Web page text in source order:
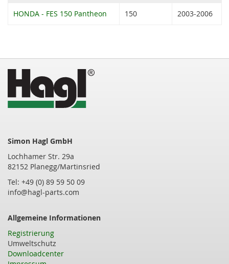
HONDA - FES 150 Pantheon 150 2003-2006
Simon Hagl GmbH
Lochhamer Str. 29a
82152 Planegg/Martinsried
Tel: +49 (0) 89 59 50 09
info@hagl-parts.com
Allgemeine Informationen
Registrierung
Umweltschutz
Downloadcenter